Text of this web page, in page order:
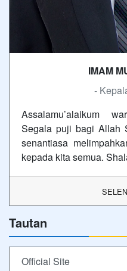
IMAM
-
Assalamu’alaikum
Segala puji bagi Allah
senantiasa
kepada kita semua.
Tautan
Official Site